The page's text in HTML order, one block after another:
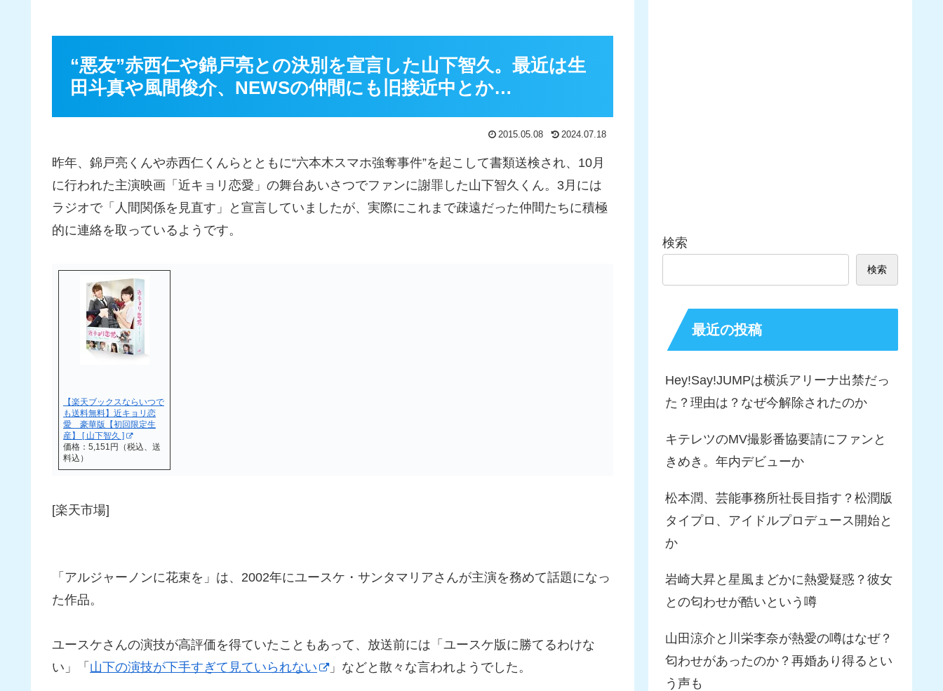
“悪友”赤西仁や錦戸亮との決別を宣言した山下智久。最近は生
田斗真や風間俊介、NEWSの仲間にも旧接近中とか…
2015.05.08 2024.07.18
昨年、錦戸亮くんや赤西仁くんらとともに“六本木スマホ強奪事件”を起こして書類送検され、10月
に行われた主演映画「近キョリ恋愛」の舞台あいさつでファンに謝罪した山下智久くん。3月には
ラジオで「人間関係を見直す」と宣言していましたが、実際にこれまで疎遠だった仲間たちに積極
的に連絡を取っているようです。
【楽天ブックスならいつで
も送料無料】近キョリ恋
愛 豪華版【初回限定生
産】 [ 山下智久 ]
価格：5,151円（税込、送
料込）
[楽天市場]
「アルジャーノンに花束を」は、2002年にユースケ・サンタマリアさんが主演を務めて話題になっ
た作品。
ユースケさんの演技が高評価を得ていたこともあって、放送前には「ユースケ版に勝てるわけな
い」「 山下の演技が下手すぎて見ていられない 」などと散々な言われようでした。
検索
検索
最近の投稿
Hey!Say!JUMPは横浜アリーナ出禁だっ
た？理由は？なぜ今解除されたのか
キテレツのMV撮影番協要請にファンと
きめき。年内デビューか
松本潤、芸能事務所社長目指す？松潤版
タイプロ、アイドルプロデュース開始と
か
岩崎大昇と星風まどかに熱愛疑惑？彼女
との匂わせが酷いという噂
山田涼介と川栄李奈が熱愛の噂はなぜ？
匂わせがあったのか？再婚あり得るとい
う声も